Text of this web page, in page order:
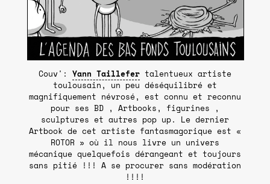
Couv': Yann Taillefertalentueux artiste
toulousain, un peu déséquilibré et
magnifiquement névrosé, est connu et reconnu
pour ses BD , Artbooks, figurines ,
sculptures et autres pop up. Le dernier
Artbook de cet artiste fantasmagorique est «
ROTOR » où il nous livre un univers
mécanique quelquefois dérangeant et toujours
sans pitié !!! A se procurer sans modération
!!!!